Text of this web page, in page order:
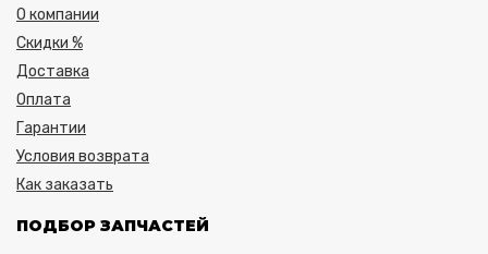
О компании
Скидки %
Доставка
Оплата
Гарантии
Условия возврата
Как заказать
ПОДБОР ЗАПЧАСТЕЙ